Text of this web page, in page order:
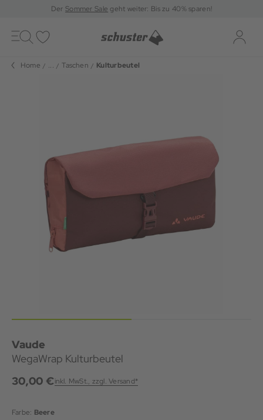
DerSommer Sale geht weiter: Bis zu 40% sparen!
Toggle
navigation
Home ... Taschen Kulturbeutel
Vaude
WegaWrap Kulturbeutel
30,00 €inkl. MwSt., zzgl. Versand*
Farbe: Beere